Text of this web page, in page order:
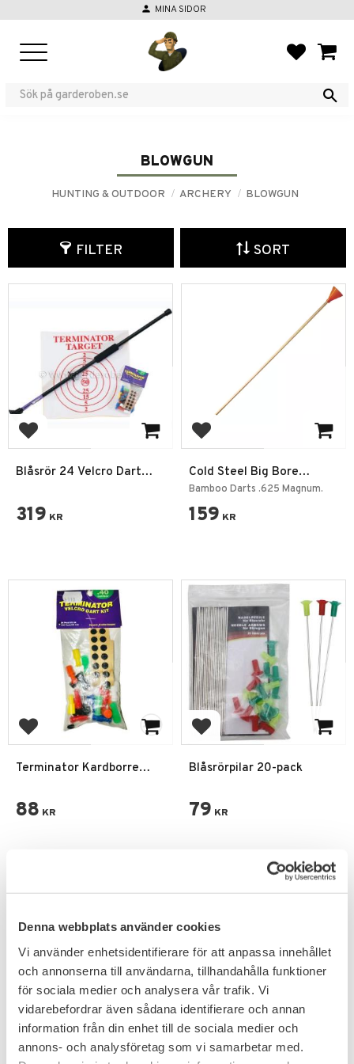
Denna webbplats använder cookies
Vi använder enhetsidentifierare för att anpassa innehållet
och annonserna till användarna, tillhandahålla funktioner
för sociala medier och analysera vår trafik. Vi
vidarebefordrar även sådana identifierare och annan
information från din enhet till de sociala medier och
annons- och analysföretag som vi samarbetar med.
person MINA SIDOR
BLOWGUN
HUNTING & OUTDOOR ARCHERY BLOWGUN
FILTER SORT
Add to favorites
Blåsrör 24 Velcro Dart
319 KR
Add to favorites
Cold Steel Big Bore
Blowgun Darts 50-pack
Bamboo Darts .625 Magnum.
159 KR
Add to favorites
Terminator Kardborre
88 KR
Add to favorites
Blåsrörpilar 20-pack
79 KR
ERBJUDANDEN!
Dina personuppgifter behandlas i enlighet med vår